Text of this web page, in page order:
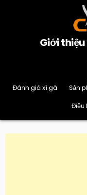
Giới
Đánh giá xì gà
Sản
Điều